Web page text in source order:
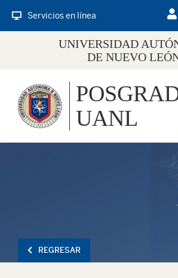
Servicios en línea
UNIVERSIDAD
DE NUEVO
UANL
REGRESAR